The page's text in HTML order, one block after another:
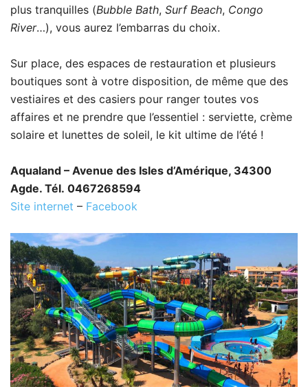
plus tranquilles (Bubble Bath, Surf Beach, Congo
River…), vous aurez l’embarras du choix.
Sur place, des espaces de restauration et plusieurs
boutiques sont à votre disposition, de même que des
vestiaires et des casiers pour ranger toutes vos
affaires et ne prendre que l’essentiel : serviette, crème
solaire et lunettes de soleil, le kit ultime de l’été !
Aqualand – Avenue des Isles d’Amérique, 34300
Agde. Tél. 0467268594
Site internet – Facebook